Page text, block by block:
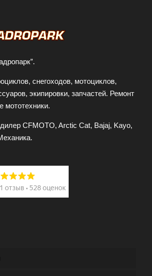
снегоходов, мотоциклов,
экипировки, запчастей. Ремонт
мототехники.
CFMOTO, Arctic Cat, Bajaj, Kayo,